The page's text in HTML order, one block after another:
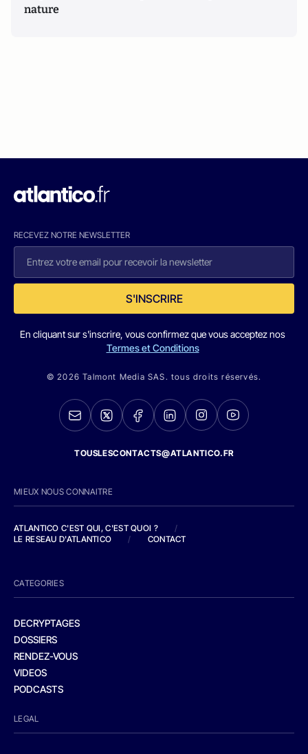
nature
RECEVEZ NOTRE NEWSLETTER
S'INSCRIRE
En cliquant sur s'inscrire, vous confirmez que vous acceptez nos
Termes et Conditions
© 2026 Talmont Media SAS. tous droits réservés.
TOUSLESCONTACTS@ATLANTICO.FR
MIEUX NOUS CONNAITRE
ATLANTICO C'EST QUI, C'EST QUOI ?
/
LE RESEAU D'ATLANTICO
/ CONTACT
CATEGORIES
DECRYPTAGES
DOSSIERS
RENDEZ-VOUS
VIDEOS
PODCASTS
LEGAL